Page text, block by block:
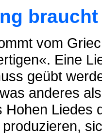
vom
Eine
geübt
anderes als
Hohen Liedes